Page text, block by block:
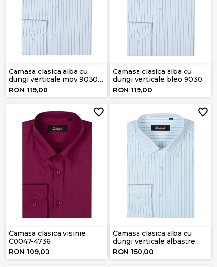
Camasa clasica alba cu
dungi verticale mov 9030-
8
RON 119,00
Camasa clasica alba cu
dungi verticale bleo 9030-
7
RON 119,00
Camasa clasica visinie
C0047-4736
RON 109,00
Camasa clasica alba cu
dungi verticale albastre
8584-6
RON 150,00